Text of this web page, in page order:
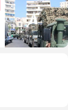
צבא וביטחון